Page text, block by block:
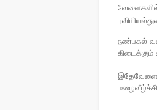
நண்பகல்
கிடைக்கும்
இதேவேளை,
மழைவீழ்ச்சி